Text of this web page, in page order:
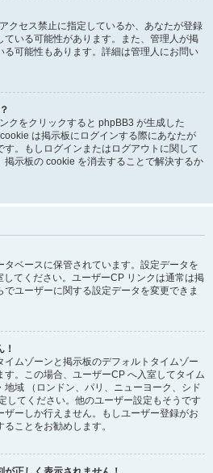
クセス禁止に指定しているか、あなたが登録
ている可能性があります。また、管理人が掲
可能性もあります。詳細は管理人にお問い
クをクリックすると phpBB3 が生成した
は掲示板にログインする際にあなたが
。もしログインまたはログアウトに関して
示板の cookie を消去することで解決するか
ベースに保管されています。設定データを
てください。ユーザーCP リンクは通常は掲
ユーザーに関する設定データを変更できま
ムゾーンと掲示板のデフォルトタイムゾー
。この場合、ユーザーCP へ入室してタイム
域 （ロンドン、パリ、ニューヨーク、シド
してください。他のユーザー設定もそうです
ーしか行えません。もしユーザー登録がお
ことをお勧めします。